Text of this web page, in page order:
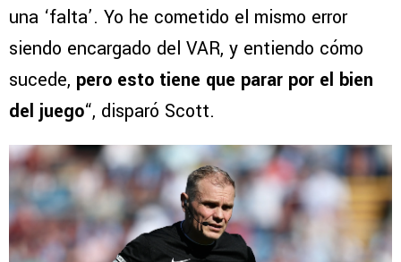
una ‘falta’. Yo he cometido el mismo error
siendo encargado del VAR, y entiendo cómo
sucede, pero esto tiene que parar por el bien
del juego“, disparó Scott.